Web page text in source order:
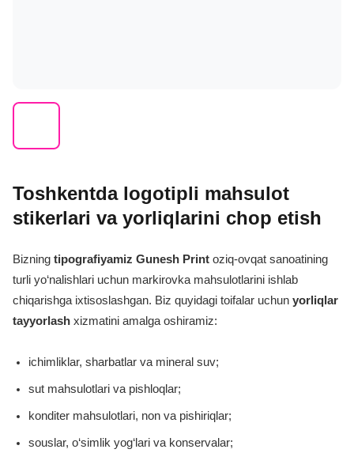
Toshkentda logotipli mahsulot
stikerlari va yorliqlarini chop etish
Bizning tipografiyamiz Gunesh Print oziq-ovqat sanoatining
turli yo‘nalishlari uchun markirovka mahsulotlarini ishlab
chiqarishga ixtisoslashgan. Biz quyidagi toifalar uchun yorliqlar
tayyorlash xizmatini amalga oshiramiz:
ichimliklar, sharbatlar va mineral suv;
sut mahsulotlari va pishloqlar;
konditer mahsulotlari, non va pishiriqlar;
souslar, o‘simlik yog‘lari va konservalar;